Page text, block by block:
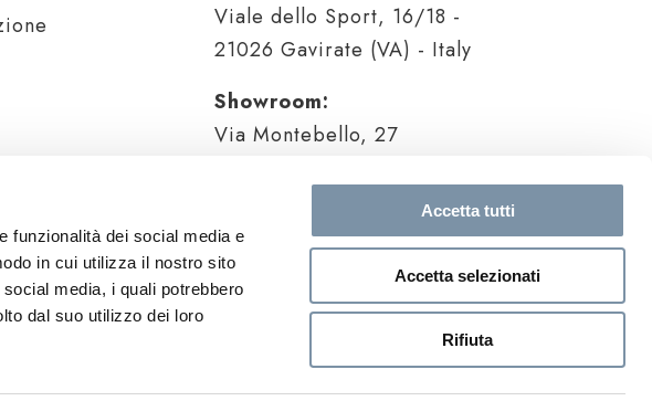
funzionalità dei social media e
in cui utilizza il nostro sito
media, i quali potrebbero
dal suo utilizzo dei loro
Accetta tutti
Accetta selezionati
Rifiuta
Viale dello Sport, 16/18 -
21026 Gavirate (VA) - Italy
Showroom:
Via Montebello, 27
Metro: Moscova/ Turati
milano@aquaelite.it